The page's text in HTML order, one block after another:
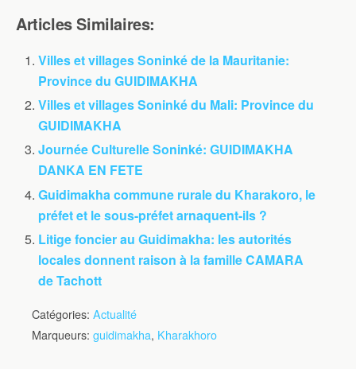
Articles Similaires:
Villes et villages Soninké de la Mauritanie:
Province du GUIDIMAKHA
Villes et villages Soninké du Mali: Province du
GUIDIMAKHA
Journée Culturelle Soninké: GUIDIMAKHA
DANKA EN FETE
Guidimakha commune rurale du Kharakoro, le
préfet et le sous-préfet arnaquent-ils ?
Litige foncier au Guidimakha: les autorités
locales donnent raison à la famille CAMARA
de Tachott
Catégories: Actualité
Marqueurs: guidimakha, Kharakhoro